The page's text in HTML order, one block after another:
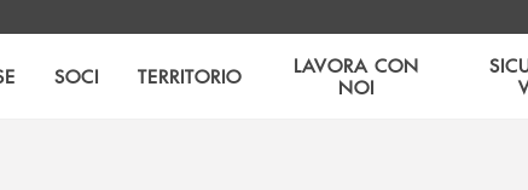
SOCI TERRITORIO
LAVORA CON
NOI